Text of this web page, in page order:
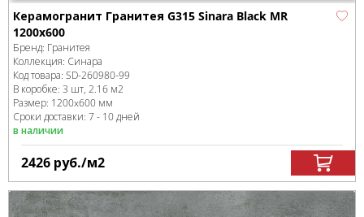
Керамогранит Гранитея G315 Sinara Black MR
1200x600
Бренд: Гранитея
Коллекция: Синара
Код товара: SD-260980-99
В коробке: 3 шт, 2.16 м2
Размер: 1200x600 мм
Сроки доставки: 7 - 10 дней
в наличии
2426 руб./м2